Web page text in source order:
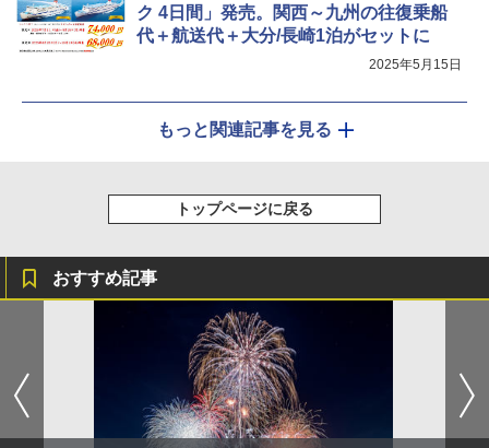
ク 4日間」発売。関西～九州の往復乗船
代＋航送代＋大分/長崎1泊がセットに
2025年5月15日
もっと関連記事を見る
トップページに戻る
おすすめ記事